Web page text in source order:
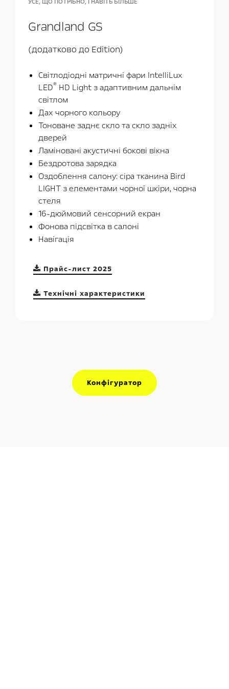
Grandland GS
(додатково до Edition)
Світлодіодні матричні фари IntelliLux
LED® HD Light з адаптивним дальнім
світлом
Дах чорного кольору
Тоноване заднє скло та скло задніх
дверей
Ламіновані акустичні бокові вікна
Бездротова зарядка
Оздоблення салону: сіра тканина Bird
LIGHT з елементами чорної шкіри, чорна
стеля
16-дюймовий сенсорний екран
Фонова підсвітка в салоні
Навігація
Прайс-лист 2025
Технічні характеристики
Конфігуратор